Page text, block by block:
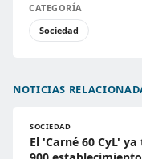
CATEGORÍA
Sociedad
NOTICIAS
SOCIEDAD
El 'Carné 60 CyL'